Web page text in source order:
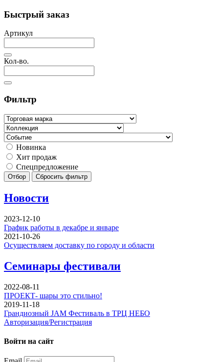
Быстрый заказ
Артикул
Кол-во.
Фильтр
Новинка
Хит продаж
Спецпредложение
Отбор Сбросить фильтр
Новости
2023-12-10
График работы в декабре и январе
2021-10-26
Осуществляем доставку по городу и области
Семинары фестивали
2022-08-11
ПРОЕКТ- шары это стильно!
2019-11-18
Грандиозный JAM Фестиваль в ТРЦ НЕБО
Авторизация/Регистрация
Войти на сайт